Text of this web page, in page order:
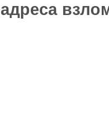
адреса